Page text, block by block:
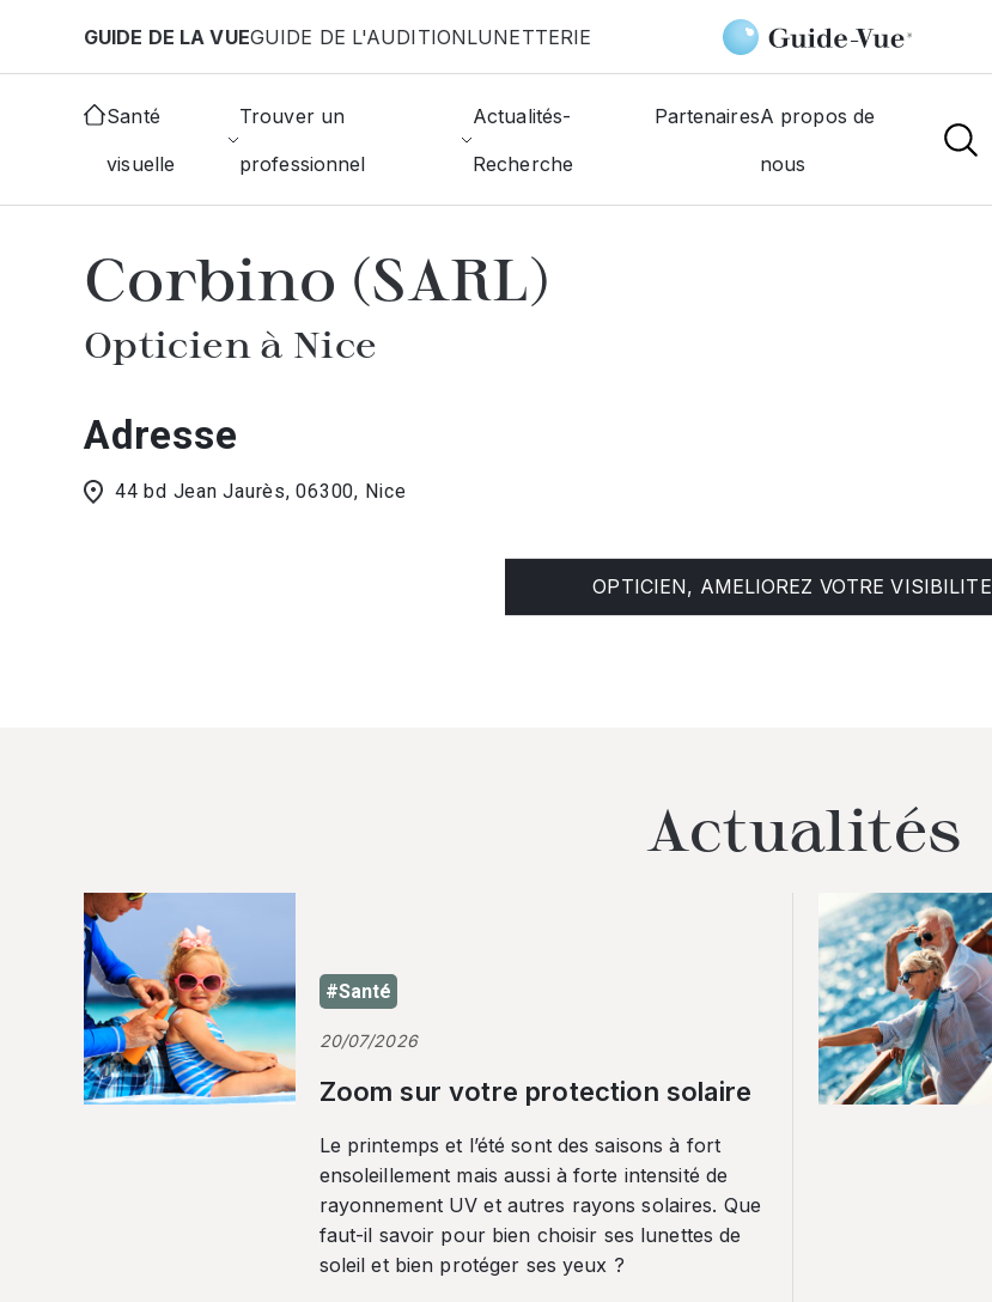
GUIDE DE LA VUEGUIDE DE L'AUDITIONLUNETTERIE
Santé
visuelle
Trouver un
professionnel
Actualités-
Recherche
PartenairesA propos de
nous
Accueil Choisir mon opticien Nice Corbino (SARL)
Corbino (SARL)
Opticien à Nice
Adresse
44 bd Jean Jaurès, 06300, Nice
OPTICIEN, AMELIOREZ VOTRE VISIBILITE
Actualités
#Santé
20/07/2026
Zoom sur votre protection solaire
Le printemps et l’été sont des saisons à fort
ensoleillement mais aussi à forte intensité de
rayonnement UV et autres rayons solaires. Que
faut-il savoir pour bien choisir ses lunettes de
soleil et bien protéger ses yeux ?